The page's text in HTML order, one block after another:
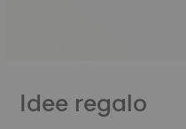
Idee regalo